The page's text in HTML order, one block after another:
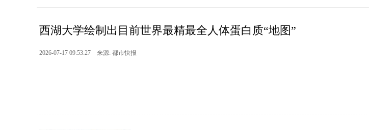
西湖大学绘制出目前世界最精最全人体蛋白质“地图”
2026-07-17 09:53:27 来源: 都市快报